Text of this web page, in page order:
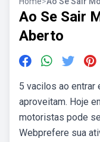
Ao Se Sair
Aberto
5 vacilos ao entrar
aproveitam. Hoje
motoristas pode
Webprefere sua